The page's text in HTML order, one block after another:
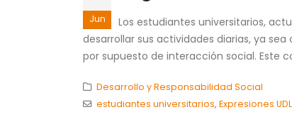
Jun
Los estudiantes universitarios,
desarrollar sus actividades diarias, ya
por supuesto de interacción social. Este
Desarrollo y Responsabilidad Social
estudiantes universitarios, Expresiones